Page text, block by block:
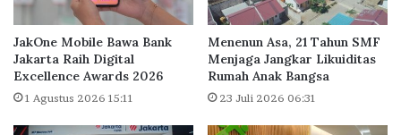
JakOne Mobile Bawa Bank
Jakarta Raih Digital
Excellence Awards 2026
1 Agustus 2026 15:11
Menenun Asa, 21 Tahun SMF
Menjaga Jangkar Likuiditas
Rumah Anak Bangsa
23 Juli 2026 06:31